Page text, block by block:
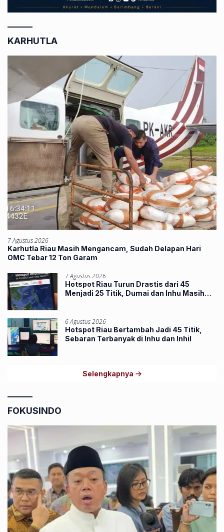
KARHUTLA
7 Agustus 2026
Karhutla Riau Masih Mengancam, Sudah Delapan Hari
OMC Tebar 12 Ton Garam
7 Agustus 2026
Hotspot Riau Turun Drastis dari 45
Menjadi 25 Titik, Dumai dan Inhu Masih
6 Agustus 2026
Hotspot Riau Bertambah Jadi 45 Titik,
Sebaran Terbanyak di Inhu dan Inhil
Selengkapnya
FOKUSINDO